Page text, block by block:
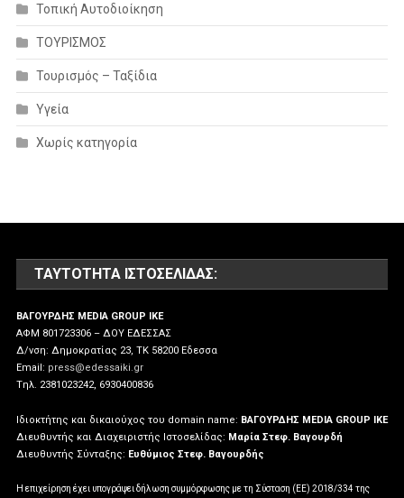
Τοπική Αυτοδιοίκηση
ΤΟΥΡΙΣΜΟΣ
Τουρισμός – Ταξίδια
Υγεία
Χωρίς κατηγορία
ΤΑΥΤΌΤΗΤΑ ΙΣΤΟΣΕΛΊΔΑΣ:
ΒΑΓΟΥΡΔΗΣ MEDIA GROUP IKE
ΑΦΜ 801723306 – ΔΟΥ ΕΔΕΣΣΑΣ
Δ/νση: Δημοκρατίας 23, ΤΚ 58200 Εδεσσα
Email: press@edessaiki.gr
Tηλ. 2381023242, 6930400836
Ιδιοκτήτης και δικαιούχος του domain name: ΒΑΓΟΥΡΔΗΣ MEDIA GROUP IKE
Διευθυντής και Διαχειριστής Ιστοσελίδας: Μαρία Στεφ. Βαγουρδή
Διευθυντής Σύνταξης: Ευθύμιος Στεφ. Βαγουρδής
Η επιχείρηση έχει υπογράψει δήλωση συμμόρφωσης με τη Σύσταση (ΕΕ) 2018/334 της